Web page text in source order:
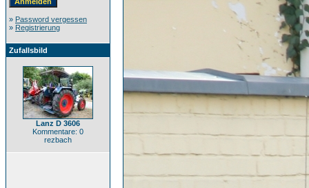
» Password vergessen
» Registrierung
Zufallsbild
Lanz D 3606
Kommentare: 0
rezbach